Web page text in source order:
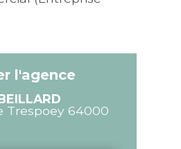
l'agence
Trespoey 64000